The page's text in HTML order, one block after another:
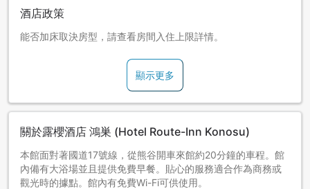
酒店政策
能否加床取決房型，請查看房間入住上限詳情。
顯示更多
關於露櫻酒店 鴻巣 (Hotel Route-Inn Konosu)
本館面對著國道17號線，從熊谷開車來館約20分鐘的車程。館
內備有大浴場並且提供免費早餐。貼心的服務適合作為商務或
觀光時的據點。館內有免費Wi-Fi可供使用。